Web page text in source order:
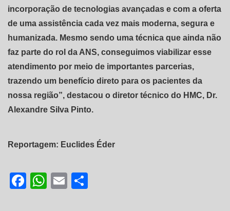
incorporação de tecnologias avançadas e com a oferta
de uma assistência cada vez mais moderna, segura e
humanizada. Mesmo sendo uma técnica que ainda não
faz parte do rol da ANS, conseguimos viabilizar esse
atendimento por meio de importantes parcerias,
trazendo um benefício direto para os pacientes da
nossa região”, destacou o diretor técnico do HMC, Dr.
Alexandre Silva Pinto.
Reportagem: Euclides Éder
Facebook
WhatsApp
Email